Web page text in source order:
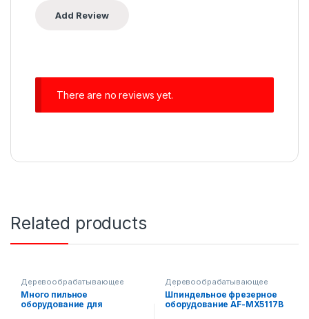
There are no reviews yet.
Related products
Деревообрабатывающее
оборудование
Много пильное
оборудование для
Деревообрабатывающее
оборудование
Шпиндельное фрезерное
оборудование AF-MX5117B